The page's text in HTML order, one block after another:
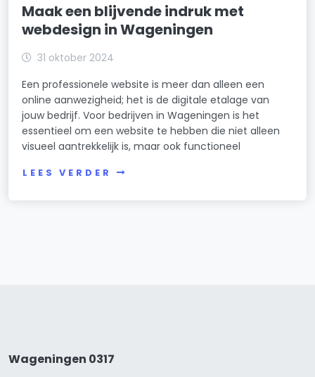
Maak een blijvende indruk met
webdesign in Wageningen
31 oktober 2024
Een professionele website is meer dan alleen een
online aanwezigheid; het is de digitale etalage van
jouw bedrijf. Voor bedrijven in Wageningen is het
essentieel om een website te hebben die niet alleen
visueel aantrekkelijk is, maar ook functioneel
LEES VERDER
Wageningen 0317